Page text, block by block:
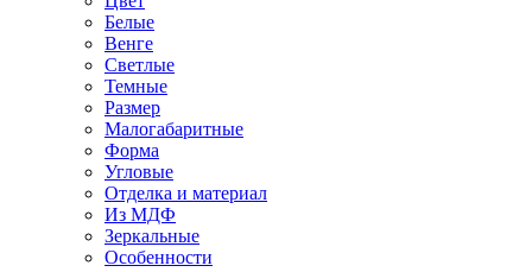
Белые
Венге
Светлые
Темные
Размер
Малогабаритные
Форма
Угловые
Отделка и материал
Из МДФ
Зеркальные
Особенности